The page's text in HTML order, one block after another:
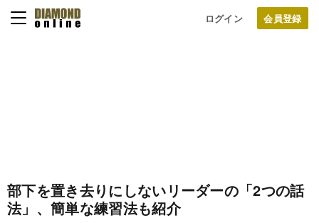
ログイン
部下を置き去りにしないリーダーの「2つの話
法」、簡単な練習法も紹介